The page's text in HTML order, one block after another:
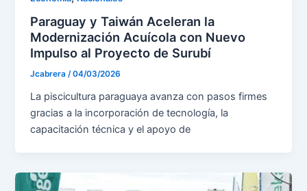
Paraguay y Taiwán Aceleran la
Modernización Acuícola con Nuevo
Impulso al Proyecto de Surubí
Jcabrera/04/03/2026
La piscicultura paraguaya avanza con pasos firmes
gracias a la incorporación de tecnología, la
capacitación técnica y el apoyo de